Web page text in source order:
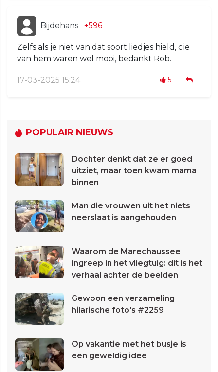
Bijdehans +596
Zelfs als je niet van dat soort liedjes hield, die
van hem waren wel mooi, bedankt Rob.
17-03-2025 15:24 5
POPULAIR NIEUWS
Dochter denkt dat ze er goed
uitziet, maar toen kwam mama
binnen
Man die vrouwen uit het niets
neerslaat is aangehouden
Waarom de Marechaussee
ingreep in het vliegtuig: dit is het
verhaal achter de beelden
Gewoon een verzameling
hilarische foto's #2259
Op vakantie met het busje is
een geweldig idee